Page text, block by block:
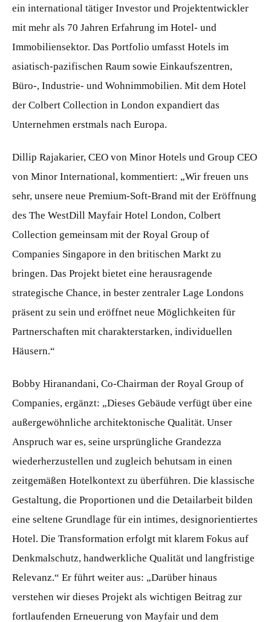
ein international tätiger Investor und Projektentwickler
mit mehr als 70 Jahren Erfahrung im Hotel- und
Immobiliensektor. Das Portfolio umfasst Hotels im
asiatisch-pazifischen Raum sowie Einkaufszentren,
Büro-, Industrie- und Wohnimmobilien. Mit dem Hotel
der Colbert Collection in London expandiert das
Unternehmen erstmals nach Europa.
Dillip Rajakarier, CEO von Minor Hotels und Group CEO
von Minor International, kommentiert: „Wir freuen uns
sehr, unsere neue Premium-Soft-Brand mit der Eröffnung
des The WestDill Mayfair Hotel London, Colbert
Collection gemeinsam mit der Royal Group of
Companies Singapore in den britischen Markt zu
bringen. Das Projekt bietet eine herausragende
strategische Chance, in bester zentraler Lage Londons
präsent zu sein und eröffnet neue Möglichkeiten für
Partnerschaften mit charakterstarken, individuellen
Häusern.“
Bobby Hiranandani, Co-Chairman der Royal Group of
Companies, ergänzt: „Dieses Gebäude verfügt über eine
außergewöhnliche architektonische Qualität. Unser
Anspruch war es, seine ursprüngliche Grandezza
wiederherzustellen und zugleich behutsam in einen
zeitgemäßen Hotelkontext zu überführen. Die klassische
Gestaltung, die Proportionen und die Detailarbeit bilden
eine seltene Grundlage für ein intimes, designorientiertes
Hotel. Die Transformation erfolgt mit klarem Fokus auf
Denkmalschutz, handwerkliche Qualität und langfristige
Relevanz.“ Er führt weiter aus: „Darüber hinaus
verstehen wir dieses Projekt als wichtigen Beitrag zur
fortlaufenden Erneuerung von Mayfair und dem